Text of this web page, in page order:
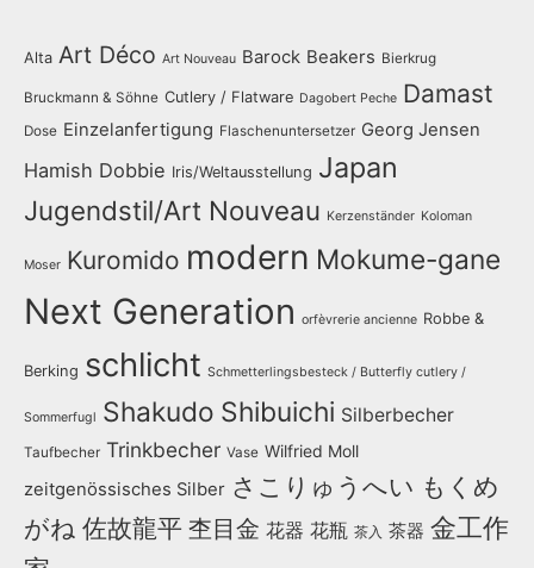
Alta Art Déco Art Nouveau Barock Beakers Bierkrug
Bruckmann & Söhne Cutlery / Flatware Dagobert Peche Damast
Dose Einzelanfertigung Flaschenuntersetzer Georg Jensen
Hamish Dobbie Iris/Weltausstellung Japan
Jugendstil/Art Nouveau Kerzenständer Koloman
Moser Kuromido modern Mokume-gane
Next Generation orfèvrerie ancienne Robbe &
Berking schlicht Schmetterlingsbesteck / Butterfly cutlery /
Sommerfugl Shakudo Shibuichi Silberbecher
Taufbecher Trinkbecher Vase Wilfried Moll
zeitgenössisches Silber さこりゅうへい もくめ
がね 佐故龍平 杢目金 花器 花瓶 茶入 茶器 金工作